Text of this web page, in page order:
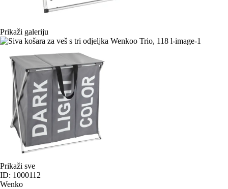
Prikaži galeriju
Prikaži sve
ID: 1000112
Wenko